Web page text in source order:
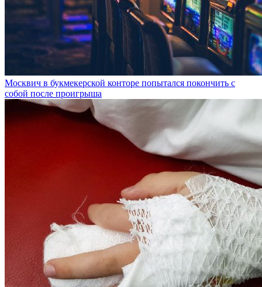
Москвич в букмекерской конторе попытался покончить с
собой после проигрыша